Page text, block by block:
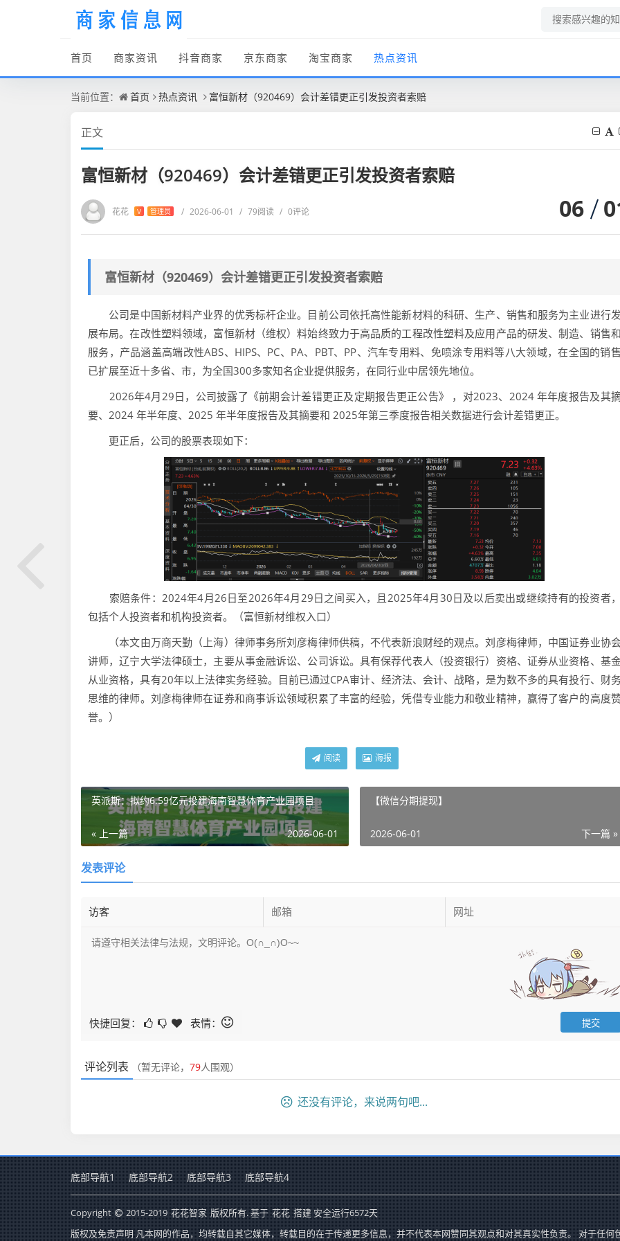
首页 商家资讯 抖音商家 京东商家 淘宝商家 热点资讯
当前位置： 首页 热点资讯 富恒新材（920469）会计差错更正引发投资者索赔
正文
富恒新材（920469）会计差错更正引发投资者索赔
花花 V 管理员 / 2026-06-01 / 79阅读 / 0评论 06
富恒新材（920469）会计差错更正引发投资者索赔
公司是中国新材料产业界的优秀标杆企业。目前公司依托高性能新材料的科研、生产、销售和服务为主业进行发
展布局。在改性塑料领域，富恒新材（维权）料始终致力于高品质的工程改性塑料及应用产品的研发、制造、销售和
服务，产品涵盖高端改性ABS、HIPS、PC、PA、PBT、PP、汽车专用料、免喷涂专用料等八大领域，在全国的销售
已扩展至近十多省、市，为全国300多家知名企业提供服务，在同行业中居领先地位。
2026年4月29日，公司披露了《前期会计差错更正及定期报告更正公告》 ，对2023、2024 年年度报告及其
要、2024 年半年度、2025 年半年度报告及其摘要和 2025年第三季度报告相关数据进行会计差错更正。
更正后，公司的股票表现如下：
索赔条件：2024年4月26日至2026年4月29日之间买入，且2025年4月30日及以后卖出或继续持有的投资者，
包括个人投资者和机构投资者。（富恒新材维权入口）
（本文由万商天勤（上海）律师事务所刘彦梅律师供稿，不代表新浪财经的观点。刘彦梅律师，中国证券业协
讲师，辽宁大学法律硕士，主要从事金融诉讼、公司诉讼。具有保荐代表人（投资银行）资格、证券从业资格、基
从业资格，具有20年以上法律实务经验。目前已通过CPA审计、经济法、会计、战略，是为数不多的具有投行、财务
思维的律师。刘彦梅律师在证券和商事诉讼领域积累了丰富的经验，凭借专业能力和敬业精神，赢得了客户的高度
誉。）
阅读 海报
英派斯：拟约6.59亿元投建海南智慧体育产业园项目
« 上一篇 2026-06-01
【微信分期提现】
下一篇 »
2026-06-01
发表评论
快捷回复： 表情：
评论列表 （暂无评论， 79人围观）
还没有评论，来说两句吧...
底部导航1 底部导航2 底部导航3 底部导航4
Copyright 2015-2019 花花智家 版权所有. 基于 花花 搭建 安全运行6572天
版权及免责声明 凡本网的作品，均转载自其它媒体，转载目的在于传递更多信息，并不代表本网赞同其观点和对其真实性负责。 对于任何